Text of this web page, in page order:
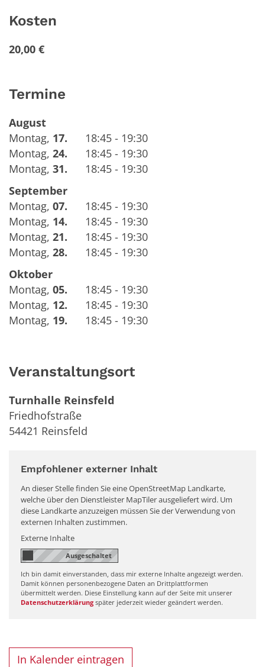
Kosten
20,00 €
Termine
August
Montag, 17.
18:45 - 19:30
Montag, 24.
18:45 - 19:30
Montag, 31.
18:45 - 19:30
September
Montag, 07.
18:45 - 19:30
Montag, 14.
18:45 - 19:30
Montag, 21.
18:45 - 19:30
Montag, 28.
18:45 - 19:30
Oktober
Montag, 05.
18:45 - 19:30
Montag, 12.
18:45 - 19:30
Montag, 19. 18:45 - 19:30
Veranstaltungsort
Turnhalle Reinsfeld
Friedhofstraße
54421 Reinsfeld
Empfohlener externer Inhalt
An dieser Stelle finden Sie eine OpenStreetMap Landkarte,
welche über den Dienstleister MapTiler ausgeliefert wird. Um
diese Landkarte anzuzeigen müssen Sie der Verwendung von
externen Inhalten zustimmen.
Externe Inhalte
Ich bin damit einverstanden, dass mir externe Inhalte angezeigt werden.
Damit können personenbezogene Daten an Drittplattformen
übermittelt werden. Diese Einstellung kann auf der Seite mit unserer
Datenschutzerklärung später jederzeit wieder geändert werden.
In Kalender eintragen